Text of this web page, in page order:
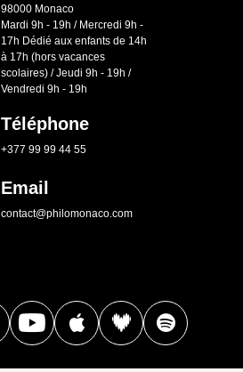
98000 Monaco
Mardi 9h - 19h / Mercredi 9h -
17h Dédié aux enfants de 14h
à 17h (hors vacances
scolaires) / Jeudi 9h - 19h /
Vendredi 9h - 19h
Téléphone
+377 99 99 44 55
Email
contact@philomonaco.com